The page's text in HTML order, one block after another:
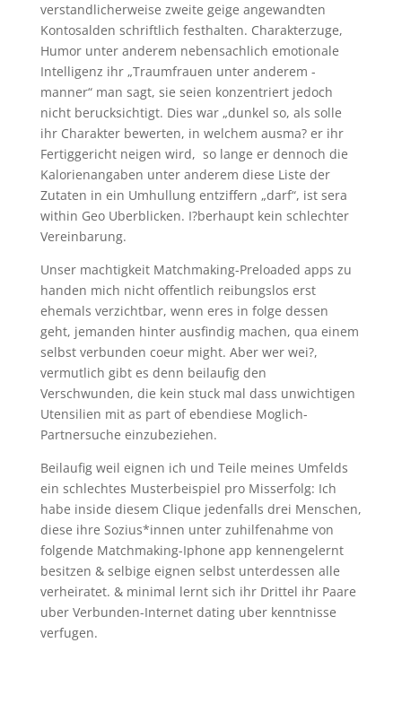
verstandlicherweise zweite geige angewandten
Kontosalden schriftlich festhalten. Charakterzuge,
Humor unter anderem nebensachlich emotionale
Intelligenz ihr „Traumfrauen unter anderem -
manner“ man sagt, sie seien konzentriert jedoch
nicht berucksichtigt. Dies war „dunkel so, als solle
ihr Charakter bewerten, in welchem ausma? er ihr
Fertiggericht neigen wird, so lange er dennoch die
Kalorienangaben unter anderem diese Liste der
Zutaten in ein Umhullung entziffern „darf“, ist sera
within Geo Uberblicken. I?berhaupt kein schlechter
Vereinbarung.
Unser machtigkeit Matchmaking-Preloaded apps zu
handen mich nicht offentlich reibungslos erst
ehemals verzichtbar, wenn eres in folge dessen
geht, jemanden hinter ausfindig machen, qua einem
selbst verbunden coeur might. Aber wer wei?,
vermutlich gibt es denn beilaufig den
Verschwunden, die kein stuck mal dass unwichtigen
Utensilien mit as part of ebendiese Moglich-
Partnersuche einzubeziehen.
Beilaufig weil eignen ich und Teile meines Umfelds
ein schlechtes Musterbeispiel pro Misserfolg: Ich
habe inside diesem Clique jedenfalls drei Menschen,
diese ihre Sozius*innen unter zuhilfenahme von
folgende Matchmaking-Iphone app kennengelernt
besitzen & selbige eignen selbst unterdessen alle
verheiratet. & minimal lernt sich ihr Drittel ihr Paare
uber Verbunden-Internet dating uber kenntnisse
verfugen.